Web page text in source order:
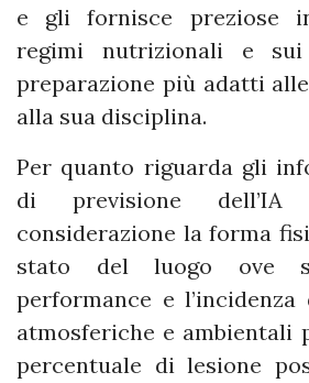
e gli fornisce preziose
regimi nutrizionali e
preparazione più adatti
alla sua disciplina.
Per quanto riguarda gli
di previsione
considerazione la forma
stato del luogo ove
performance e
atmosferiche e ambientali
percentuale di lesione